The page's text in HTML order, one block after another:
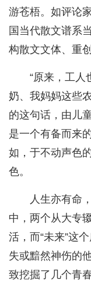
游苍梧。如评论
国当代散文谱系
构散文文体、重
“原来，工人
奶、我妈妈这些
的这句话，由儿
是一个有备而来
如，于不动声色
色。
人生亦有命
中，两个从大专
活，而“未来”这
失或黯然神伤的
致挖掘了几个青